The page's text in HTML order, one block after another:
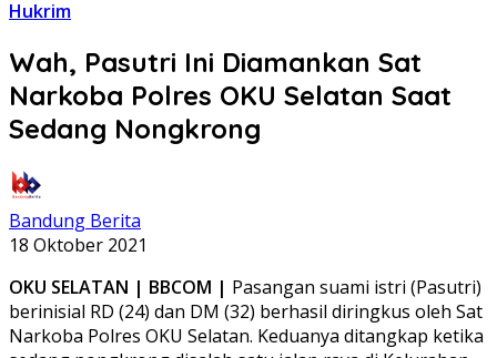
Hukrim
Wah, Pasutri Ini Diamankan Sat
Narkoba Polres OKU Selatan Saat
Sedang Nongkrong
Bandung Berita
18 Oktober 2021
OKU SELATAN | BBCOM | Pasangan suami istri (Pasutri)
berinisial RD (24) dan DM (32) berhasil diringkus oleh Sat
Narkoba Polres OKU Selatan. Keduanya ditangkap ketika